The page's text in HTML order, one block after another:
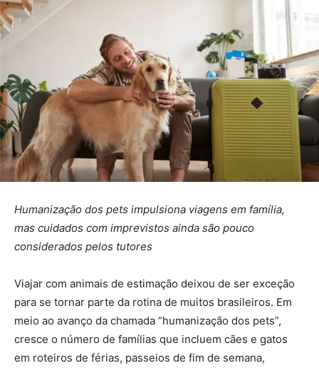
Humanização dos pets impulsiona viagens em família,
mas cuidados com imprevistos ainda são pouco
considerados pelos tutores
Viajar com animais de estimação deixou de ser exceção
para se tornar parte da rotina de muitos brasileiros. Em
meio ao avanço da chamada “humanização dos pets”,
cresce o número de famílias que incluem cães e gatos
em roteiros de férias, passeios de fim de semana,